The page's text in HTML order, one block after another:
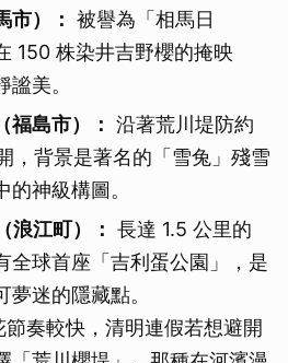
市）： 被譽為「相馬日
150 株染井吉野櫻的掩映
美。
福島市）： 沿著荒川堤防約
，背景是著名的「雪兔」殘雪
神級構圖。
浪江町）： 長達 1.5 公里的
全球首座「吉利蛋公園」，是
迷的隱藏點。
奏較快，清明連假若想避開